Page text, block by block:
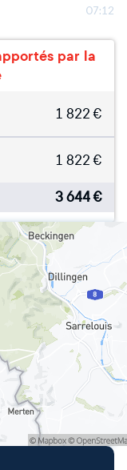
07:12
par la
1 822 €
1 822 €
3 644€